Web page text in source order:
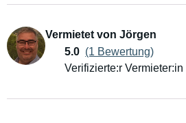
Vermietet von Jörgen
5.0 (1 Bewertung)
Verifizierte:r Vermieter:in